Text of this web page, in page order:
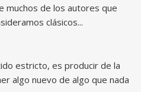
muchos de los autores que
clásicos...
estricto, es producir de la
algo nuevo de algo que nada